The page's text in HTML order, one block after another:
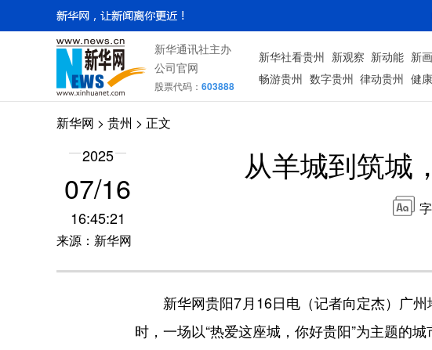
新华通讯社主办
公司官网
股票代码： 603888
新华社看贵州 新观察 新动能 新
畅游贵州 数字贵州 律动贵州 健
新华网 > 贵州 > 正文
2025
07/16
16:45:21
来源：新华网
从羊城到筑城
新华网贵阳7月16日电（记者向定杰）广州
时，一场以“热爱这座城，你好贵阳”为主题的城